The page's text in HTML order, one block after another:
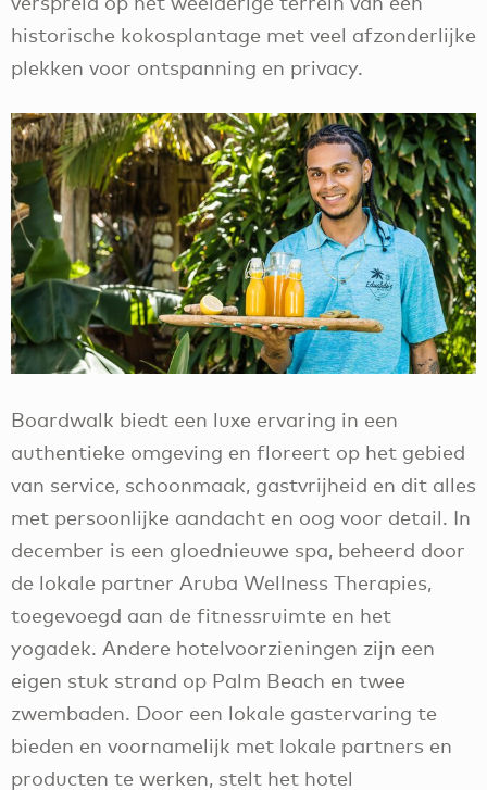
historische kokosplantage met veel afzonderlijke
plekken voor ontspanning en privacy.
Boardwalk biedt een luxe ervaring in een
authentieke omgeving en floreert op het gebied
van service, schoonmaak, gastvrijheid en dit alles
met persoonlijke aandacht en oog voor detail. In
december is een gloednieuwe spa, beheerd door
de lokale partner Aruba Wellness Therapies,
toegevoegd aan de fitnessruimte en het
yogadek. Andere hotelvoorzieningen zijn een
eigen stuk strand op Palm Beach en twee
zwembaden. Door een lokale gastervaring te
bieden en voornamelijk met lokale partners en
producten te werken, stelt het hotel